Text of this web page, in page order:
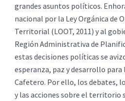
grandes asuntos políticos.
nacional por la Ley Orgánica de
Territorial (LOOT, 2011) y al
Región Administrativa de
estas decisiones políticas se
esperanza, paz y desarrollo
Cafetero. Por ello, los debates,
y las acciones sobre el territorio